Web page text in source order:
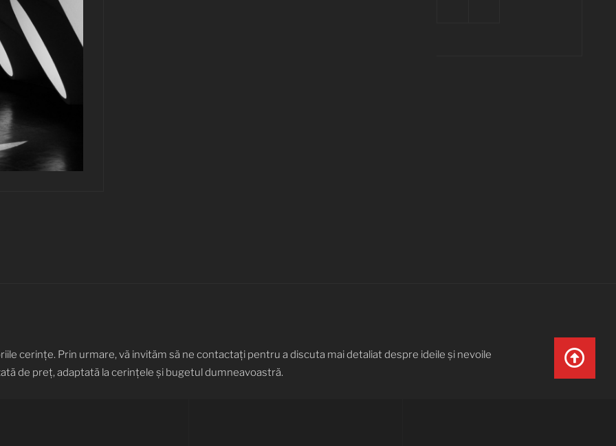
cerințe. Prin urmare, vă invităm să ne contactați pentru a discuta mai detaliat despre ideile și nevoile
de preț, adaptată la cerințele și bugetul dumneavoastră.